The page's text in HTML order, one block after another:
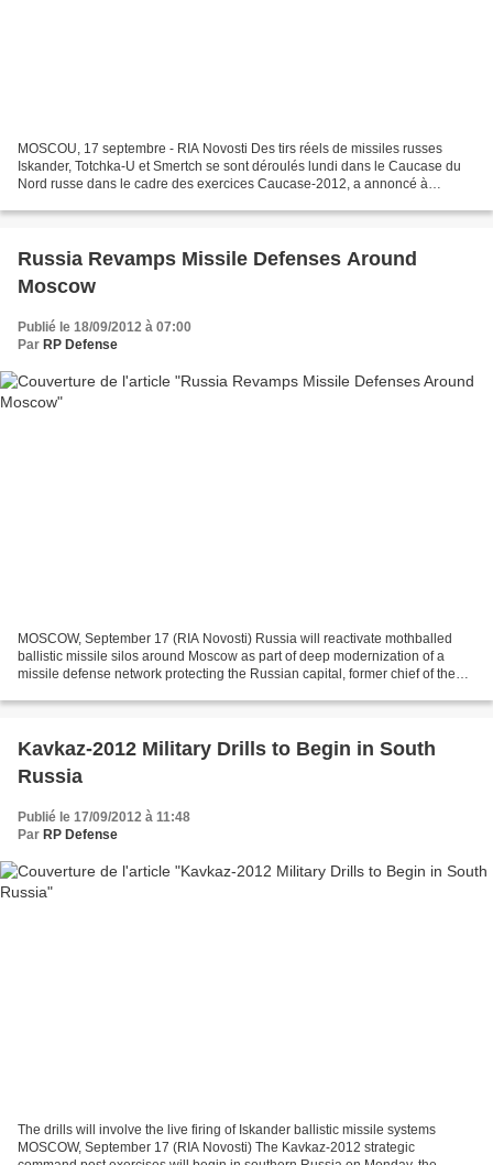
MOSCOU, 17 septembre - RIA Novosti Des tirs réels de missiles russes
Iskander, Totchka-U et Smertch se sont déroulés lundi dans le Caucase du
Nord russe dans le cadre des exercices Caucase-2012, a annoncé à
Russia Revamps Missile Defenses Around
Moscow
Publié le 18/09/2012 à 07:00
Par RP Defense
MOSCOW, September 17 (RIA Novosti) Russia will reactivate mothballed
ballistic missile silos around Moscow as part of deep modernization of a
missile defense network protecting the Russian capital, former chief of the
Kavkaz-2012 Military Drills to Begin in South
Russia
Publié le 17/09/2012 à 11:48
Par RP Defense
The drills will involve the live firing of Iskander ballistic missile systems
MOSCOW, September 17 (RIA Novosti) The Kavkaz-2012 strategic